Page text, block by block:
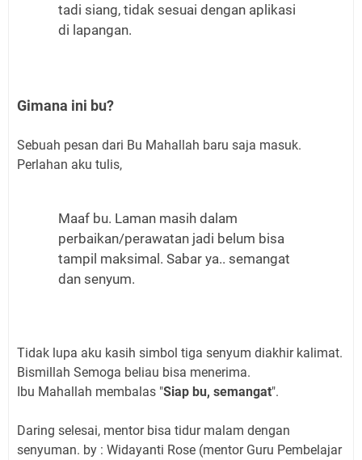
tadi siang, tidak sesuai dengan aplikasi
di lapangan.
Gimana ini bu?
Sebuah pesan dari Bu Mahallah baru saja masuk.
Perlahan aku tulis,
Maaf bu. Laman masih dalam
perbaikan/perawatan jadi belum bisa
tampil maksimal. Sabar ya.. semangat
dan senyum.
Tidak lupa aku kasih simbol tiga senyum diakhir kalimat.
Bismillah Semoga beliau bisa menerima.
Ibu Mahallah membalas "Siap bu, semangat".
Daring selesai, mentor bisa tidur malam dengan
senyuman. by : Widayanti Rose (mentor Guru Pembelajar